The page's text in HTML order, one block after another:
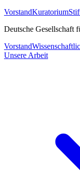
VorstandKuratorium
Deutsche Gesellschaft
Vorstand
Unsere Arbeit